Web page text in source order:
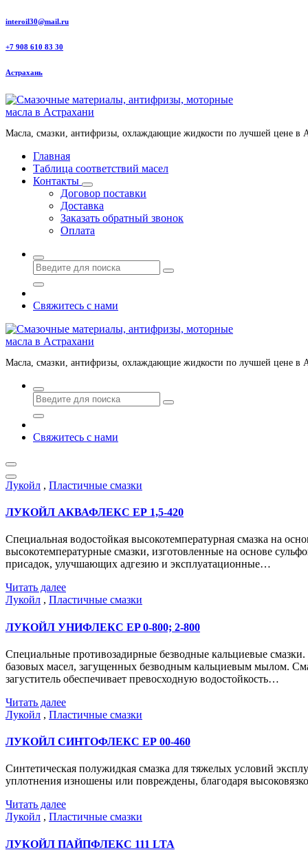
Перейти
содержанию
interoil30@mail.ru
+7 908 610 83 30
Астрахань
Масла, смазки, антифризы, охлаждающие жидкости по лучшей цене в
Главная
Таблица соответствий масел
Контакты
Договор поставки
Доставка
Заказать обратный звонок
Оплата
Свяжитесь с нами
Масла, смазки, антифризы, охлаждающие жидкости по лучшей цене в
Свяжитесь с нами
Лукойл , Пластичные смазки
ЛУКОЙЛ АКВАФЛЕКС ЕР 1,5-420
Специальная водостойкая высокотемпературная смазка на
высокотемпературные смазки, изготовленные на основе
присадок, улучшающих адгезию и эксплуатационные…
Читать далее
Лукойл , Пластичные смазки
ЛУКОЙЛ УНИФЛЕКС EP 0-800; 2-800
Специальные противозадирные безводные кальциевые
базовых масел, загущенных безводным кальциевым мылом.
загуститель обеспечивает превосходную водостойкость…
Читать далее
Лукойл , Пластичные смазки
ЛУКОЙЛ СИНТОФЛЕКС ЕР 00-460
Синтетическая полужидкая смазка для тяжелых условий
уплотнения изношены или повреждены, благодаря
Читать далее
Лукойл , Пластичные смазки
ЛУКОЙЛ ПАЙПФЛЕКС 111 LTA